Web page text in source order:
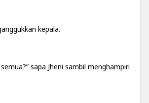
kepala.
sapa Jheni sambil menghampiri